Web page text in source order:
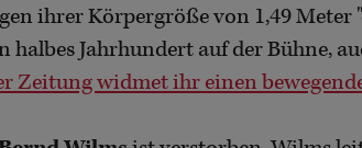
ihrer Körpergröße von 1,49 Meter
halbes Jahrhundert auf der Bühne,
Zeitung widmet ihr einen